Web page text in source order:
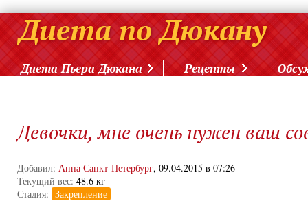
Диета Пьера Дюкана Рецепты
Девочки, мне очень нужен ваш
Добавил: Анна Санкт-Петербург, 09.04.2015 в 07:26
Текущий вес: 48.6 кг
Стадия: Закрепление